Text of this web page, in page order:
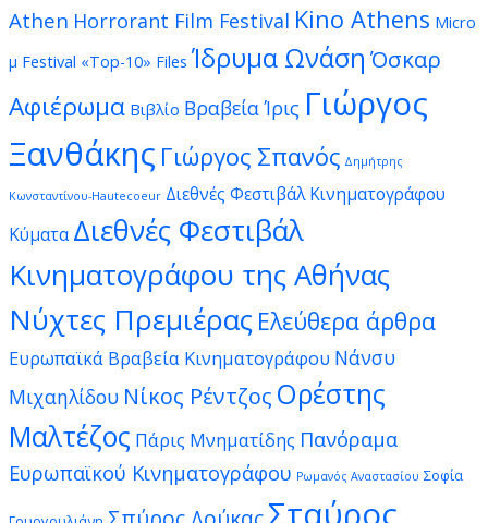
Athen Horrorant Film Festival Kino Athens Micro
μ Festival «Top-10» Files Ίδρυμα Ωνάση Όσκαρ
Αφιέρωμα Βιβλίο Βραβεία Ίρις Γιώργος
Ξανθάκης Γιώργος Σπανός Δημήτρης
Κωνσταντίνου-Hautecoeur Διεθνές Φεστιβάλ Κινηματογράφου
Κύματα Διεθνές Φεστιβάλ
Κινηματογράφου της Αθήνας
Νύχτες Πρεμιέρας Ελεύθερα άρθρα
Ευρωπαϊκά Βραβεία Κινηματογράφου Νάνσυ
Μιχαηλίδου Νίκος Ρέντζος Ορέστης
Μαλτέζος Πάρις Μνηματίδης Πανόραμα
Ευρωπαϊκού Κινηματογράφου Ρωμανός Αναστασίου Σοφία